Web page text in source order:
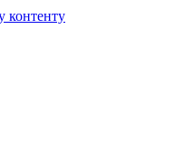
контенту